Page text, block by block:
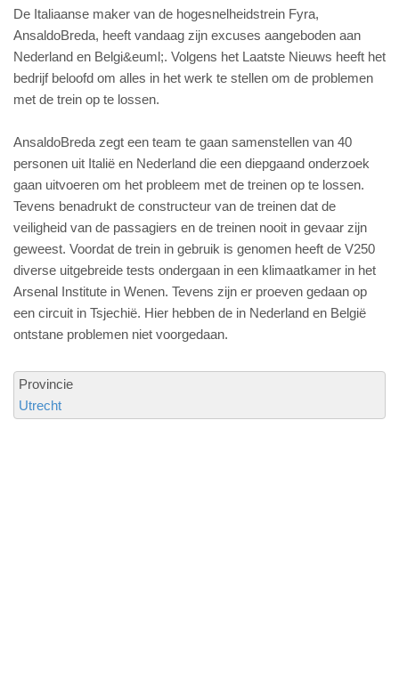
De Italiaanse maker van de hogesnelheidstrein Fyra,
AnsaldoBreda, heeft vandaag zijn excuses aangeboden aan
Nederland en Belgi&euml;. Volgens het Laatste Nieuws heeft het
bedrijf beloofd om alles in het werk te stellen om de problemen
met de trein op te lossen.
AnsaldoBreda zegt een team te gaan samenstellen van 40
personen uit Italië en Nederland die een diepgaand onderzoek
gaan uitvoeren om het probleem met de treinen op te lossen.
Tevens benadrukt de constructeur van de treinen dat de
veiligheid van de passagiers en de treinen nooit in gevaar zijn
geweest. Voordat de trein in gebruik is genomen heeft de V250
diverse uitgebreide tests ondergaan in een klimaatkamer in het
Arsenal Institute in Wenen. Tevens zijn er proeven gedaan op
een circuit in Tsjechië. Hier hebben de in Nederland en België
ontstane problemen niet voorgedaan.
Provincie
Utrecht